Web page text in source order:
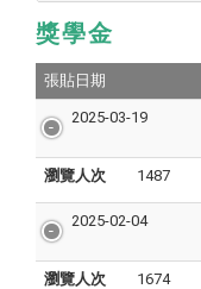
獎學金
張貼日期
2025-03-19
瀏覽人次 1487
2025-02-04
瀏覽人次 1674